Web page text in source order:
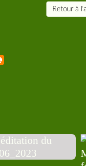
Retour à